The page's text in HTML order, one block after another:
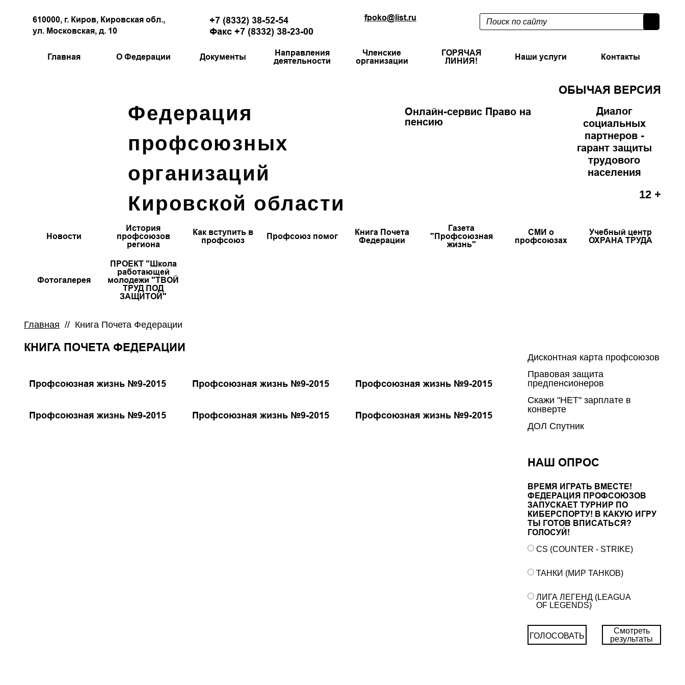
610000, г. Киров, Кировская обл.,
ул. Московская, д. 10
+7 (8332) 38-52-54
Факс +7 (8332) 38-23-00
fpoko@list.ru
Главная О Федерации Документы
Направления
деятельности
Членские
организации
ГОРЯЧАЯ
ЛИНИЯ!
Наши услуги Контакты
ОБЫЧАЯ ВЕРСИЯ
Федерация
профсоюзных
организаций
Кировской области
Онлайн-сервис Право на
пенсию
Диалог
социальных
партнеров -
гарант защиты
трудового
населения
12 +
Новости
История
профсоюзов
региона
Как вступить в
профсоюз
Профсоюз помог
Книга Почета
Федерации
Газета
"Профсоюзная
жизнь"
СМИ о
профсоюзах
Учебный центр
ОХРАНА ТРУДА
Фотогалерея
ПРОЕКТ "Школа
работающей
молодежи "ТВОЙ
ТРУД ПОД
ЗАЩИТОЙ"
Главная // Книга Почета Федерации
КНИГА ПОЧЕТА ФЕДЕРАЦИИ
Профсоюзная жизнь №9-2015 Профсоюзная жизнь №9-2015 Профсоюзная жизнь №9-2015
Профсоюзная жизнь №9-2015 Профсоюзная жизнь №9-2015 Профсоюзная жизнь №9-2015
Дисконтная карта профсоюзов
Правовая защита
предпенсионеров
Скажи "НЕТ" зарплате в
конверте
ДОЛ Спутник
НАШ ОПРОС
ВРЕМЯ ИГРАТЬ ВМЕСТЕ!
ФЕДЕРАЦИЯ ПРОФСОЮЗОВ
ЗАПУСКАЕТ ТУРНИР ПО
КИБЕРСПОРТУ! В КАКУЮ ИГРУ
ТЫ ГОТОВ ВПИСАТЬСЯ?
ГОЛОСУЙ!
CS (COUNTER - STRIKE)
ТАНКИ (МИР ТАНКОВ)
ЛИГА ЛЕГЕНД (LEAGUA
OF LEGENDS)
ГОЛОСОВАТЬ
Смотреть
результаты